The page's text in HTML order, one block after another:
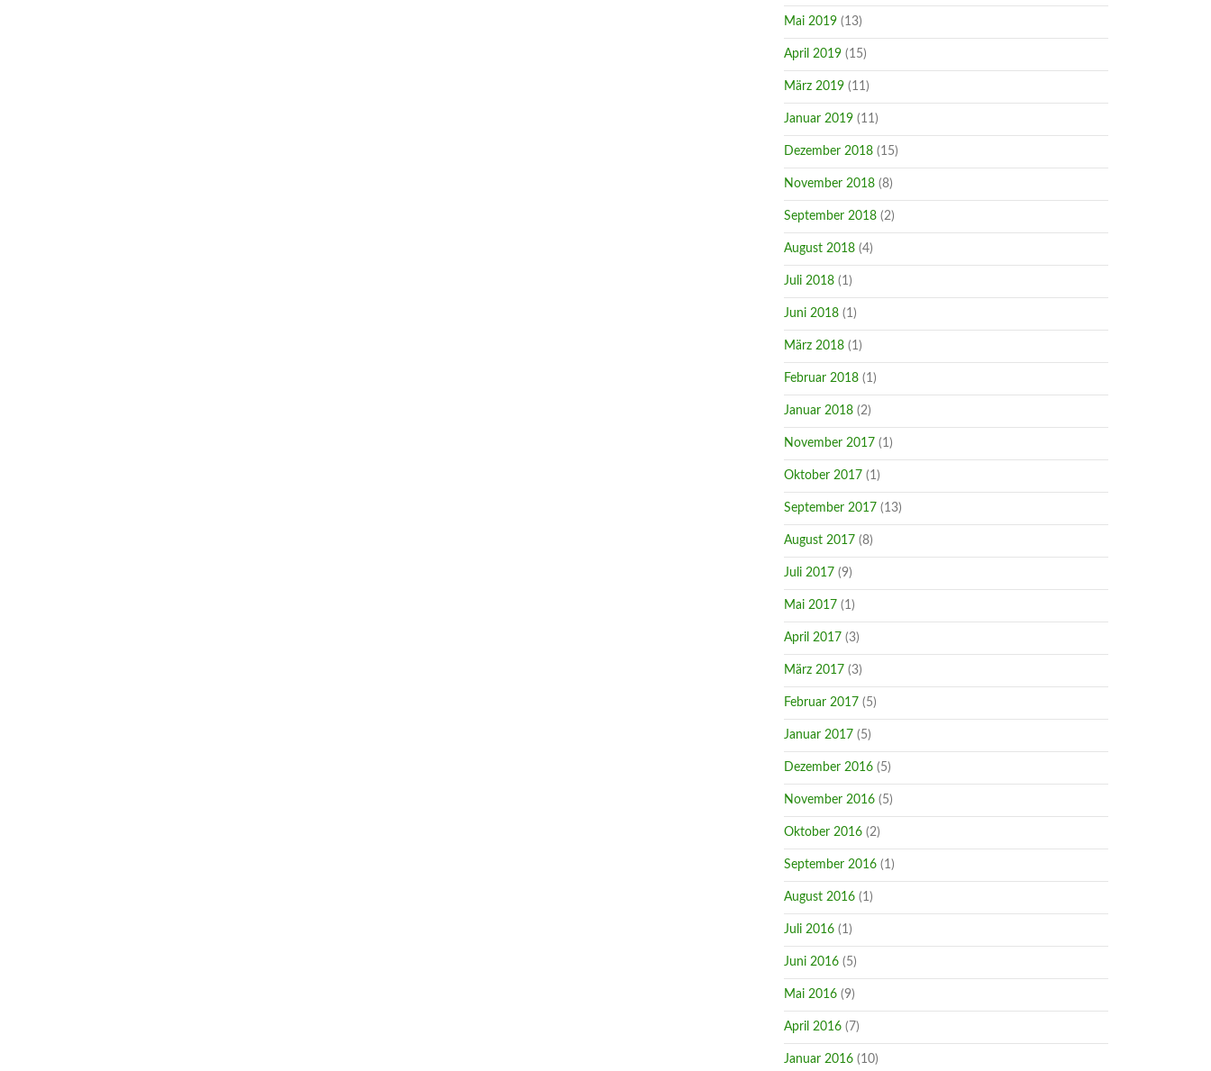
Mai 2019 (13)
April 2019 (15)
März 2019 (11)
Januar 2019 (11)
Dezember 2018 (15)
November 2018 (8)
September 2018 (2)
August 2018 (4)
Juli 2018 (1)
Juni 2018 (1)
März 2018 (1)
Februar 2018 (1)
Januar 2018 (2)
November 2017 (1)
Oktober 2017 (1)
September 2017 (13)
August 2017 (8)
Juli 2017 (9)
Mai 2017 (1)
April 2017 (3)
März 2017 (3)
Februar 2017 (5)
Januar 2017 (5)
Dezember 2016 (5)
November 2016 (5)
Oktober 2016 (2)
September 2016 (1)
August 2016 (1)
Juli 2016 (1)
Juni 2016 (5)
Mai 2016 (9)
April 2016 (7)
Januar 2016 (10)